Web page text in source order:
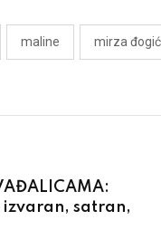
maline mirza đogić
izvaran, satran,